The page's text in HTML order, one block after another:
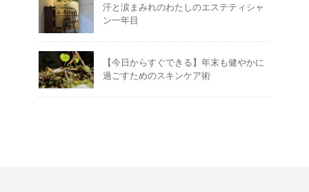
汗と涙まみれのわたしのエステティシャ
ン一年目
【今日からすぐできる】年末も健やかに
過ごすためのスキンケア術